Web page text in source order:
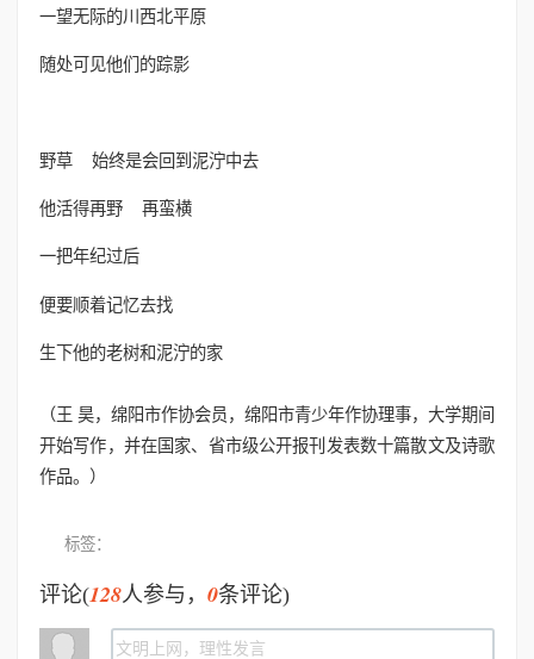
一望无际的川西北平原
随处可见他们的踪影
野草 始终是会回到泥泞中去
他活得再野 再蛮横
一把年纪过后
便要顺着记忆去找
生下他的老树和泥泞的家
（王 昊，绵阳市作协会员，绵阳市青少年作协理事，大学期间
开始写作，并在国家、省市级公开报刊发表数十篇散文及诗歌
作品。）
标签：
评论(128人参与， 0条评论)